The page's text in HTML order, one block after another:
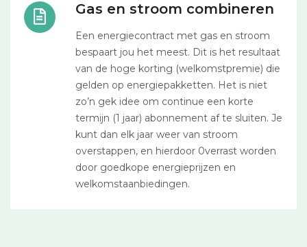
Gas en stroom combineren
Een energiecontract met gas en stroom
bespaart jou het meest. Dit is het resultaat
van de hoge korting (welkomstpremie) die
gelden op energiepakketten. Het is niet
zo’n gek idee om continue een korte
termijn (1 jaar) abonnement af te sluiten. Je
kunt dan elk jaar weer van stroom
overstappen, en hierdoor 0verrast worden
door goedkope energieprijzen en
welkomstaanbiedingen.